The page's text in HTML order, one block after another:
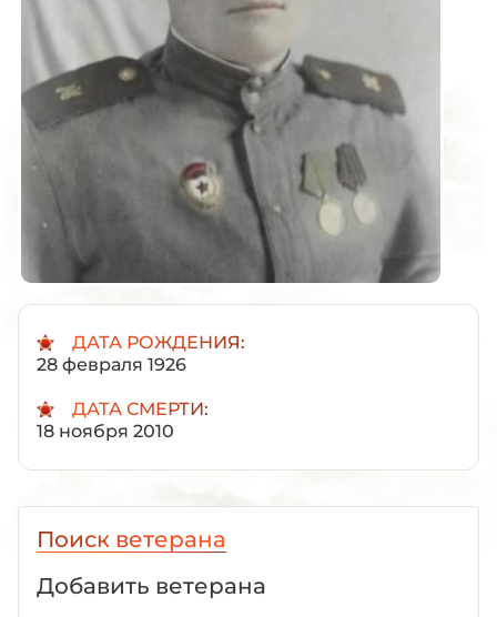
ДАТА РОЖДЕНИЯ:
28 февраля 1926
ДАТА СМЕРТИ:
18 ноября 2010
Поиск ветерана
Добавить ветерана